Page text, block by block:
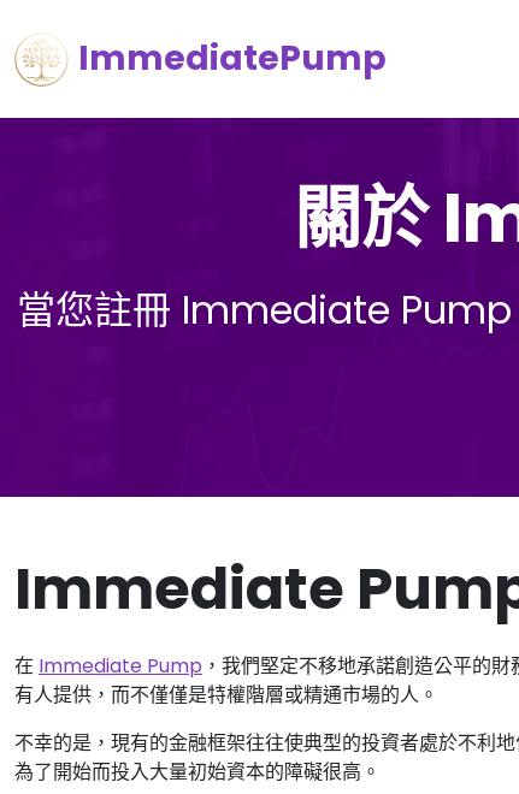
ImmediatePump
關於
當您註冊 Immediate Pump
Immediate
在 Immediate Pump ，我們堅定不移地承諾創造公平的
有人提供，而不僅僅是特權階層或精通市場的人。
不幸的是，現有的金融框架往往使典型的投資者處於不利
為了開始而投入大量初始資本的障礙很高。